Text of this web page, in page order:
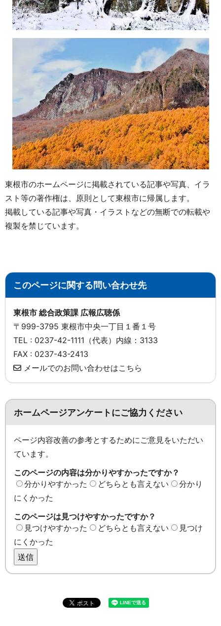
東根市のホームページに掲載されている記事や写真、イラ
スト等の著作権は、原則として東根市に帰属します。
掲載している記事や写真・イラストなどの無断での転載や
複製を禁じています。
このページに関する問い合わせ先
東根市 総合政策課 広報広聴係
〒999-3795 東根市中央一丁目１番１号
TEL : 0237-42-1111（代表）内線：3133
FAX : 0237-43-2413
メールでのお問い合わせはこちら
ホームページアンケートにご協力ください
ページ内容改善の参考とするためにご意見をいただい
ています。
このページの内容は分かりやすかったですか？
分かりやすかった
どちらとも言えない
分かり
にくかった
このページは見つけやすかったですか？
見つけやすかった
どちらとも言えない
見つけ
にくかった
送信